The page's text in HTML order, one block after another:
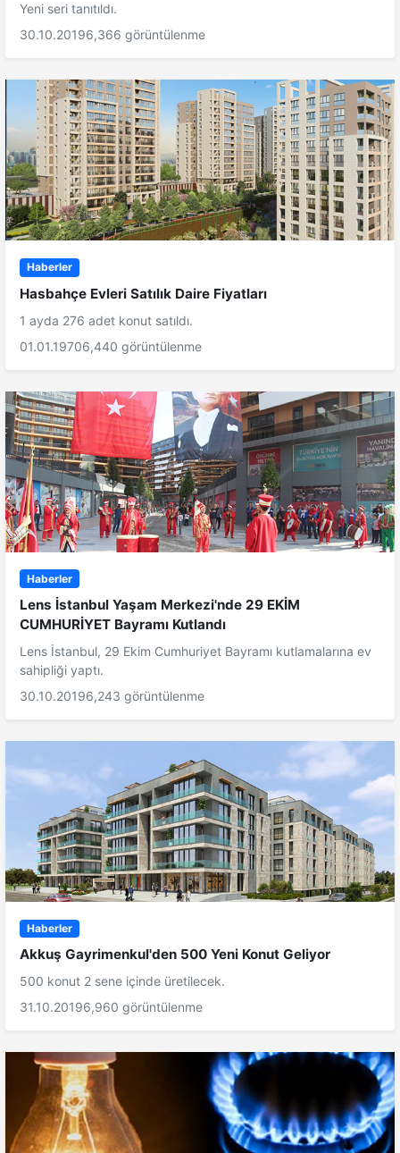
Yeni seri tanıtıldı.
30.10.20196,366 görüntülenme
Haberler
Hasbahçe Evleri Satılık Daire Fiyatları
1 ayda 276 adet konut satıldı.
01.01.19706,440 görüntülenme
Haberler
Lens İstanbul Yaşam Merkezi'nde 29 EKİM
CUMHURİYET Bayramı Kutlandı
Lens İstanbul, 29 Ekim Cumhuriyet Bayramı kutlamalarına ev
sahipliği yaptı.
30.10.20196,243 görüntülenme
Haberler
Akkuş Gayrimenkul'den 500 Yeni Konut Geliyor
500 konut 2 sene içinde üretilecek.
31.10.20196,960 görüntülenme